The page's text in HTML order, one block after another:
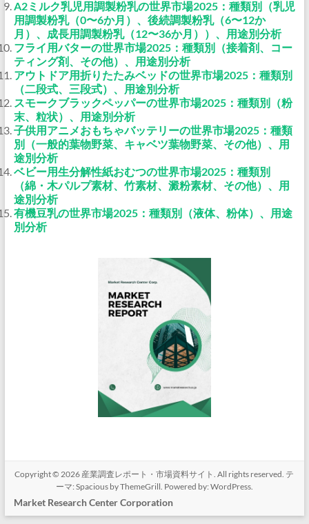
A2ミルク乳児用調製粉乳の世界市場2025：種類別（乳児
用調製粉乳（0〜6か月）、後続調製粉乳（6〜12か
月）、成長用調製粉乳（12〜36か月））、用途別分析
フライ用バターの世界市場2025：種類別（接着剤、コー
ティング剤、その他）、用途別分析
アウトドア用折りたたみベッドの世界市場2025：種類別
（二段式、三段式）、用途別分析
スモークブラックペッパーの世界市場2025：種類別（粉
末、粒状）、用途別分析
子供用アニメおもちゃバッテリーの世界市場2025：種類
別（一般的葉物野菜、キャベツ葉物野菜、その他）、用
途別分析
ベビー用生分解性紙おむつの世界市場2025：種類別
（綿・木パルプ素材、竹素材、澱粉素材、その他）、用
途別分析
有機豆乳の世界市場2025：種類別（液体、粉体）、用途
別分析
Copyright © 2026 産業調査レポート・市場資料サイト. All rights reserved. テ
ーマ: Spaciousby ThemeGrill. Powered by: WordPress.
Market Research Center Corporation